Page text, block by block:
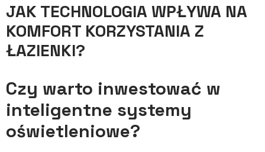
JAK TECHNOLOGIA WPŁYWA NA
KOMFORT KORZYSTANIA Z
ŁAZIENKI?
Czy warto inwestować w
inteligentne systemy
oświetleniowe?